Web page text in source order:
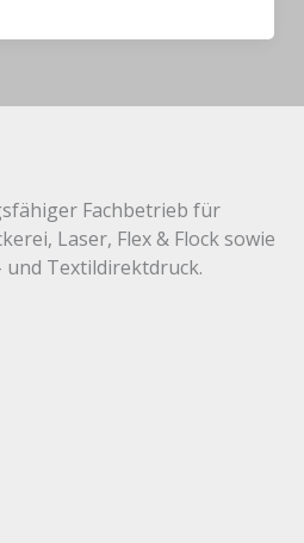
Fachbetrieb für
Laser, Flex & Flock sowie
Textildirektdruck.